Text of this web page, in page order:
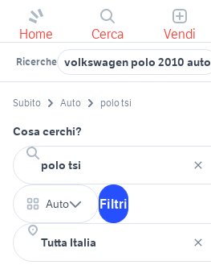
Home Cerca Vendi
Ricerche volkswagen polo 2010 auto
Subito Auto polo tsi
Cosa cerchi?
Auto Filtri